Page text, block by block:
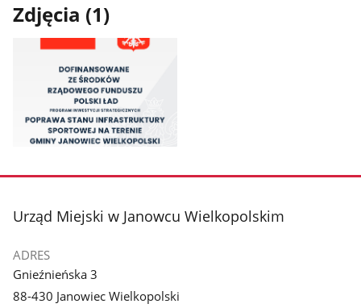
Zdjęcia (1)
galerii.
stopka
Urząd Miejski w Janowcu Wielkopolskim
ADRES
Gnieźnieńska 3
88-430 Janowiec Wielkopolski